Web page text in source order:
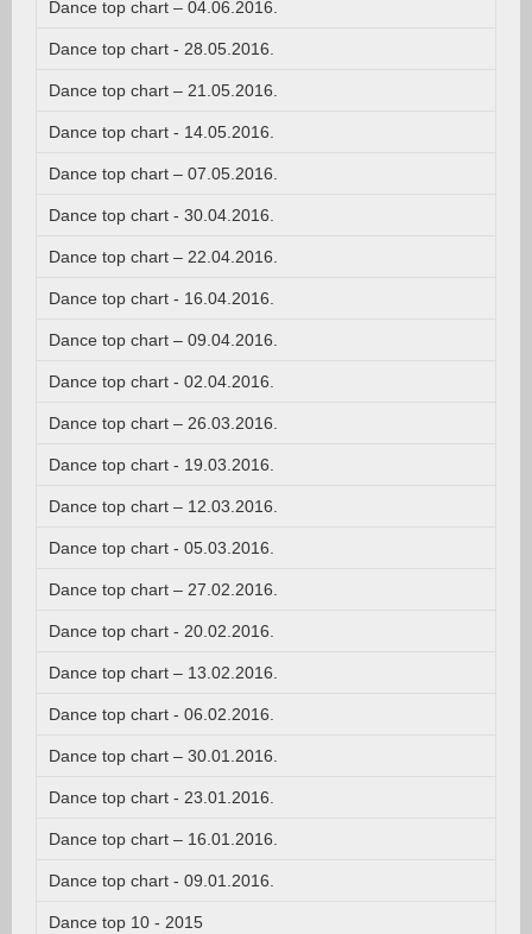
Dance top chart – 04.06.2016.
Dance top chart - 28.05.2016.
Dance top chart – 21.05.2016.
Dance top chart - 14.05.2016.
Dance top chart – 07.05.2016.
Dance top chart - 30.04.2016.
Dance top chart – 22.04.2016.
Dance top chart - 16.04.2016.
Dance top chart – 09.04.2016.
Dance top chart - 02.04.2016.
Dance top chart – 26.03.2016.
Dance top chart - 19.03.2016.
Dance top chart – 12.03.2016.
Dance top chart - 05.03.2016.
Dance top chart – 27.02.2016.
Dance top chart - 20.02.2016.
Dance top chart – 13.02.2016.
Dance top chart - 06.02.2016.
Dance top chart – 30.01.2016.
Dance top chart - 23.01.2016.
Dance top chart – 16.01.2016.
Dance top chart - 09.01.2016.
Dance top 10 - 2015